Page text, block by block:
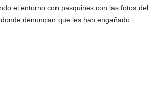
el entorno con pasquines con las fotos del
denuncian que les han engañado.